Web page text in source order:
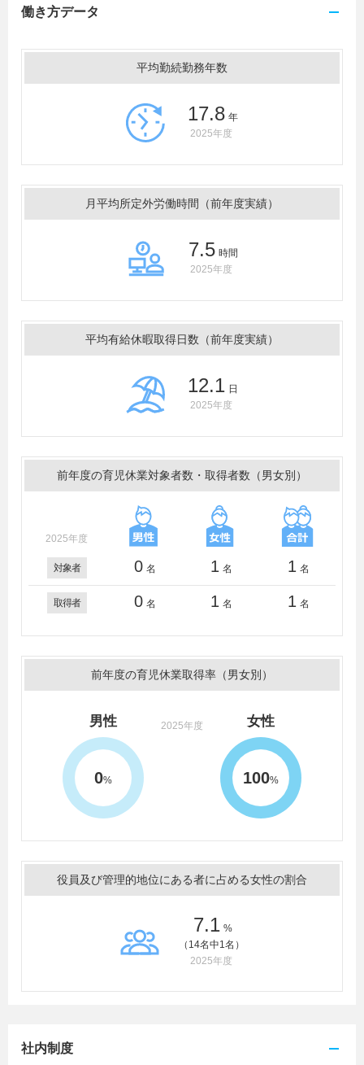
働き方データ
平均勤続勤務年数
17.8 年
2025年度
月平均所定外労働時間（前年度実績）
7.5 時間
2025年度
平均有給休暇取得日数（前年度実績）
12.1 日
2025年度
前年度の育児休業対象者数・取得者数（男女別）
2025年度
対象者 0 名 1 名 1 名
取得者 0 名 1 名 1 名
前年度の育児休業取得率（男女別）
2025年度
男性
0%
女性
100%
役員及び管理的地位にある者に占める女性の割合
7.1 %
（14名中1名）
2025年度
社内制度